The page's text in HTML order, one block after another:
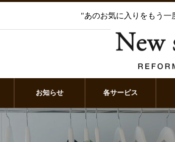
"あのお気に入りをもう
お知らせ 各サービス